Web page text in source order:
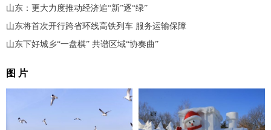
山东：更大力度推动经济追“新”逐“绿”
山东将首次开行跨省环线高铁列车 服务运输保障
山东下好城乡“一盘棋” 共谱区域“协奏曲”
图 片